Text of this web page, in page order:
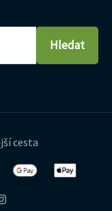
Hledat
cesta